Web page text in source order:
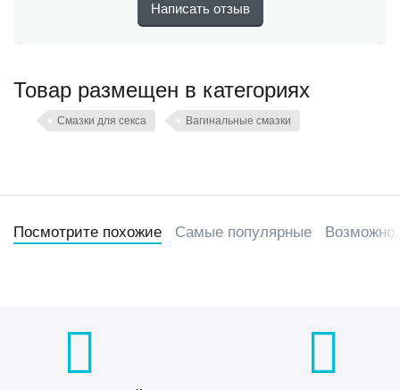
Написать отзыв
Товар размещен в категориях
Смазки для секса Вагинальные смазки
Посмотрите похожие Самые популярные Возможно,